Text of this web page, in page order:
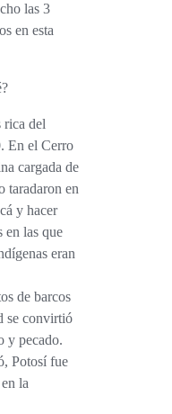
las 3
en esta
En el Cerro
cargada de
taradaron en
y hacer
en las que
eran
de barcos
se convirtió
y pecado.
Potosí fue
la